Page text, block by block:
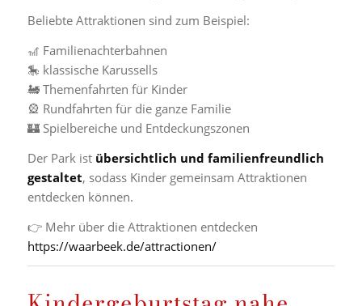
Beliebte Attraktionen sind zum Beispiel:
🎢 Familienachterbahnen
🎠 klassische Karussells
🚂 Themenfahrten für Kinder
🎡 Rundfahrten für die ganze Familie
🏰 Spielbereiche und Entdeckungszonen
Der Park ist übersichtlich und familienfreundlich
gestaltet, sodass Kinder gemeinsam Attraktionen
entdecken können.
👉 Mehr über die Attraktionen entdecken
https://waarbeek.de/attractionen/